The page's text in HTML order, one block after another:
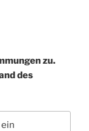
zu.
des